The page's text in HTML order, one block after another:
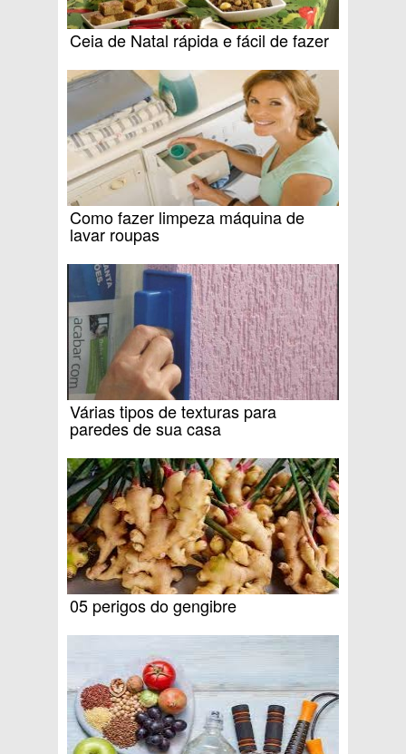
Ceia de Natal rápida e fácil de fazer
Como fazer limpeza máquina de
lavar roupas
Várias tipos de texturas para
paredes de sua casa
05 perigos do gengibre